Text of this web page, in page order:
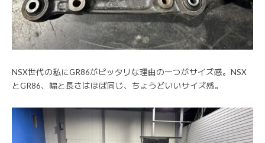
NSX世代の私にGR86がピッタリな理由の一つがサイズ感。NSX
とGR86、幅と長さはほぼ同じ、ちょうどいいサイズ感。